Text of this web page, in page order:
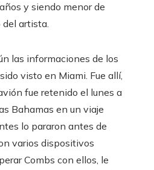
y siendo menor de
del artista.
las informaciones de los
visto en Miami. Fue allí,
fue retenido el lunes a
Bahamas en un viaje
lo pararon antes de
varios dispositivos
Combs con ellos, le